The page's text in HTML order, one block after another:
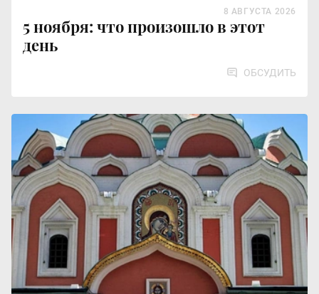
5 ноября: что произошло в этот
день
8 АВГУСТА 2026
ОБСУДИТЬ